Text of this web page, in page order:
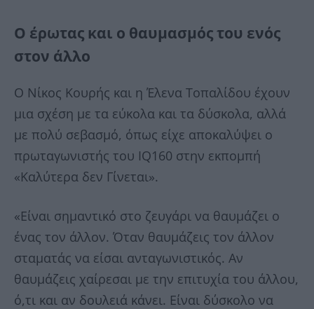
Ο έρωτας και ο θαυμασμός του ενός
στον άλλο
Ο Νίκος Κουρής και η Έλενα Τοπαλίδου έχουν
μια σχέση με τα εύκολα και τα δύσκολα, αλλά
με πολύ σεβασμό, όπως είχε αποκαλύψει ο
πρωταγωνιστής του IQ160 στην εκπομπή
«Καλύτερα δεν Γίνεται».
«Είναι σημαντικό στο ζευγάρι να θαυμάζει ο
ένας τον άλλον. Όταν θαυμάζεις τον άλλον
σταματάς να είσαι ανταγωνιστικός. Αν
θαυμάζεις χαίρεσαι με την επιτυχία του άλλου,
ό,τι και αν δουλειά κάνει. Είναι δύσκολο να